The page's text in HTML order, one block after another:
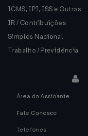
ICMS, IPI, ISS e Outros
IR / Contribuições
Simples Nacional
Trabalho / Previdência
Área do Assinante
Fale Conosco
Telefones